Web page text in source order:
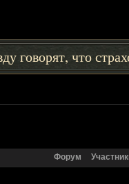
говорят, что
Форум